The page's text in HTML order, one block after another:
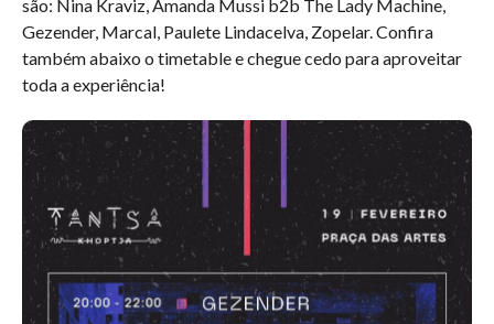
são: Nina Kraviz, Amanda Mussi b2b The Lady Machine,
Gezender, Marcal, Paulete Lindacelva, Zopelar. Confira
também abaixo o timetable e chegue cedo para aproveitar
toda a experiência!